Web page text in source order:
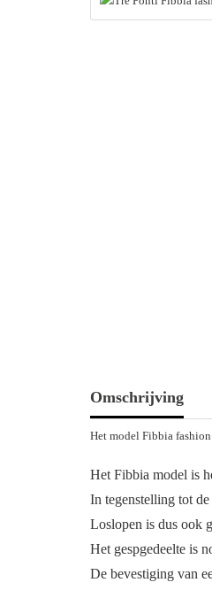
Omschrijving
Het model Fibbia
Het Fibbia model is
In tegenstelling tot
Loslopen is dus ook
Het gespgedeelte is
De bevestiging van